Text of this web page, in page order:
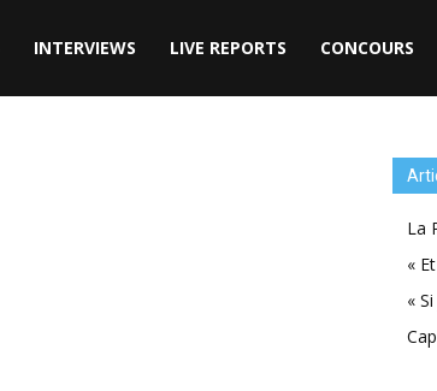
INTERVIEWS LIVE REPORTS CONCOURS
La
«
«